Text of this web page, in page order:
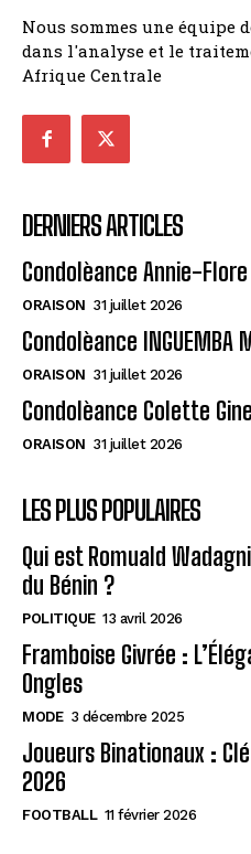
Nous sommes une équipe
dans l'analyse et le
Afrique Centrale
DERNIERS ARTICLES
Condolèance Annie-Flore
ORAISON 31 juillet 2026
Condolèance INGUEMBA
ORAISON 31 juillet 2026
Condolèance Colette
ORAISON 31 juillet 2026
LES PLUS POPULAIRES
Qui est Romuald
du Bénin ?
POLITIQUE 13 avril 2026
Framboise Givrée :
Ongles
MODE 3 décembre 2025
Joueurs Binationaux :
2026
FOOTBALL 11 février 2026